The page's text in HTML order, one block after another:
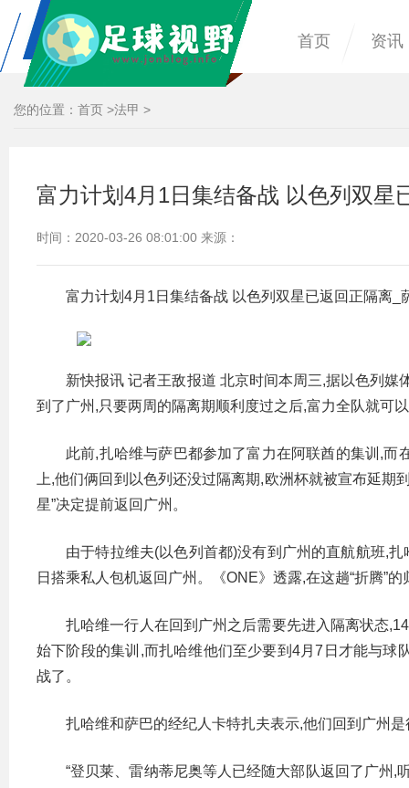
首页 资讯
您的位置： 首页 >法甲 >
富力计划4月1日集结备战 以色列双星
时间：2020-03-26 08:01:00 来源：
富力计划4月1日集结备战 以色列双星已返回正隔离_
新快报讯 记者王敌报道 北京时间本周三,据以色列
到了广州,只要两周的隔离期顺利度过之后,富力全队就可
此前,扎哈维与萨巴都参加了富力在阿联酋的集训,
上,他们俩回到以色列还没过隔离期,欧洲杯就被宣布延
星”决定提前返回广州。
由于特拉维夫(以色列首都)没有到广州的直航航班,
日搭乘私人包机返回广州。《ONE》透露,在这趟“折腾”
扎哈维一行人在回到广州之后需要先进入隔离状态
始下阶段的集训,而扎哈维他们至少要到4月7日才能与球
战了。
扎哈维和萨巴的经纪人卡特扎夫表示,他们回到广州
“登贝莱、雷纳蒂尼奥等人已经随大部队返回了广州,